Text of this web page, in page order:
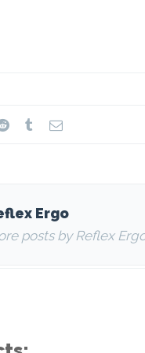
Ergo
posts by Reflex